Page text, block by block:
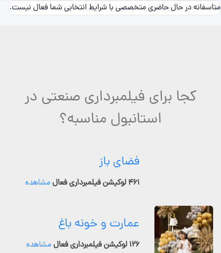
متاسفانه در حال حاضری متخصصی با شرایط انتخابی شما فعال نیست.
کجا برای فیلمبرداری صنعتی در
استانبول مناسبه؟
فضای باز
۴۶۱ لوکیشن فیلمبرداری فعال مشاهده
عمارت و خونه باغ
۱۲۶ لوکیشن فیلمبرداری فعال مشاهده